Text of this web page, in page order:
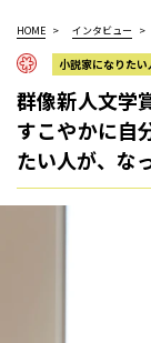
HOME インタビュー
小説家になりたい
群像新人文学
すこやかに自
たい人が、な